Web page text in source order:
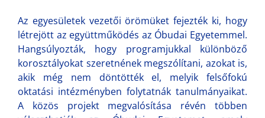
Az egyesületek vezetői örömüket fejezték ki, hogy
létrejött az együttműködés az Óbudai Egyetemmel.
Hangsúlyozták, hogy programjukkal különböző
korosztályokat szeretnének megszólítani, azokat is,
akik még nem döntötték el, melyik felsőfokú
oktatási intézményben folytatnák tanulmányaikat.
A közös projekt megvalósítása révén többen